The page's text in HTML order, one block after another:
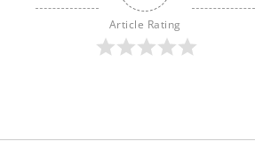
Article Rating